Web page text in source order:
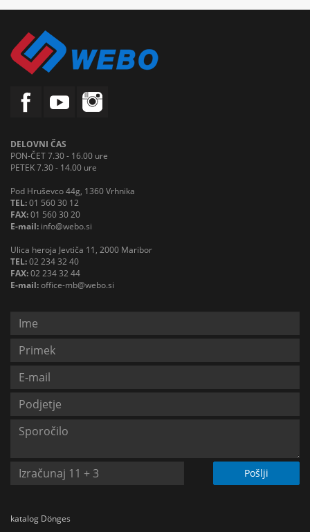
DELOVNI ČAS
PON-ČET 7.30 - 16.00 ure
PETEK 7.30 - 14.00 ure
Pod Hruševco 44g, 1360 Vrhnika
TEL:01 560 30 12
FAX:01 560 30 20
E-mail: info@webo.si
Ulica heroja Jevtiča 11, 2000 Maribor
TEL:02 234 32 40
FAX:02 234 32 44
E-mail:office-mb@webo.si
Pošlji
katalog Dönges